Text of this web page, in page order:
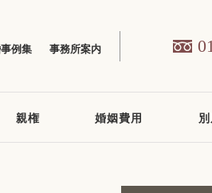
例集 事務所案内
親権 婚姻費用